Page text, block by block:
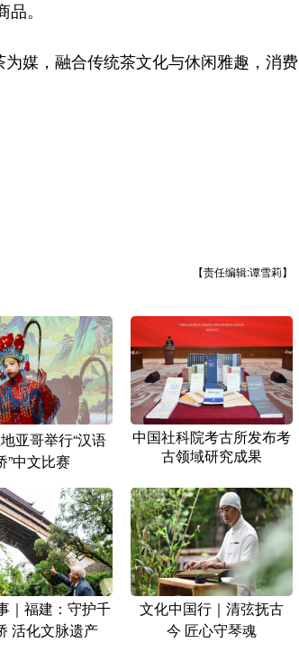
品。
媒，融合传统茶文化与休闲雅趣，消费
【责任编辑:谭雪莉】
亚哥举行“汉语
”中文比赛
中国社科院考古所发布考
古领域研究成果
｜福建：守护千
活化文脉遗产
文化中国行｜清弦抚古
今 匠心守琴魂